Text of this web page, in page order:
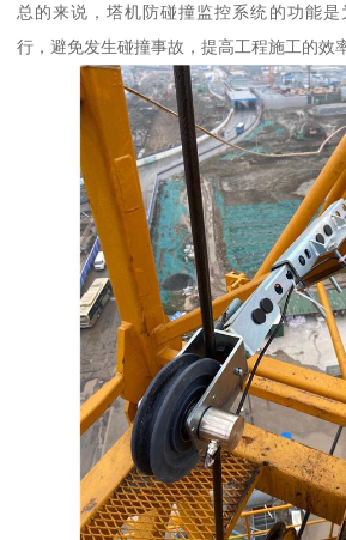
总的来说，塔机防碰撞监控系统的功能
行，避免发生碰撞事故，提高工程施工的效